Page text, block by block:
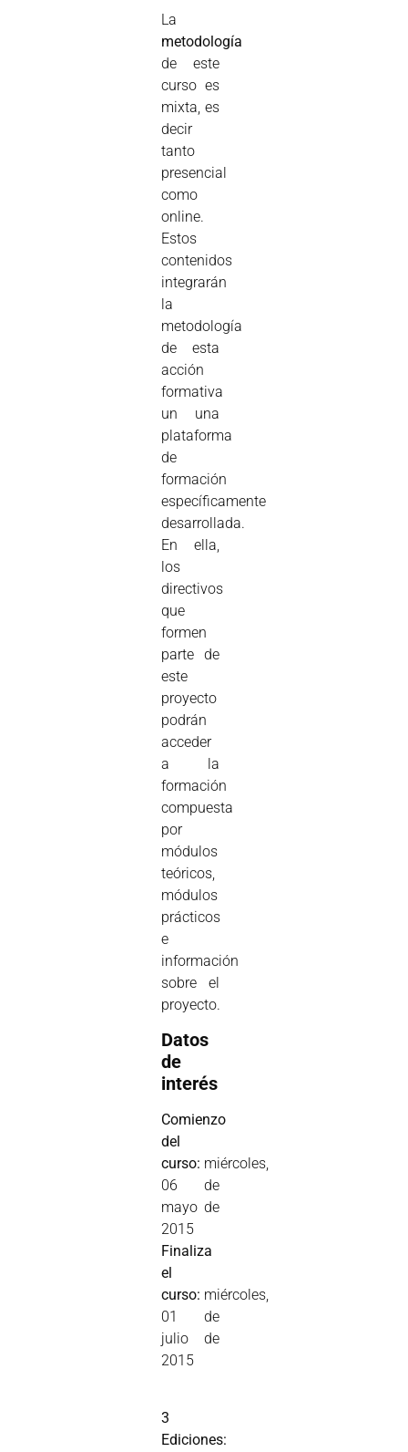
La
metodología
de este
curso es
mixta, es
decir
tanto
presencial
como
online.
Estos
contenidos
integrarán
la
metodología
de esta
acción
formativa
un una
plataforma
de
formación
específicamente
desarrollada.
En ella,
los
directivos
que
formen
parte de
este
proyecto
podrán
acceder
a la
formación
compuesta
por
módulos
teóricos,
módulos
prácticos
e
información
sobre el
proyecto.
Datos
de
interés
Comienzo
del
curso: miércoles,
06 de
mayo de
2015
Finaliza
el
curso: miércoles,
01 de
julio de
2015
3
Ediciones: